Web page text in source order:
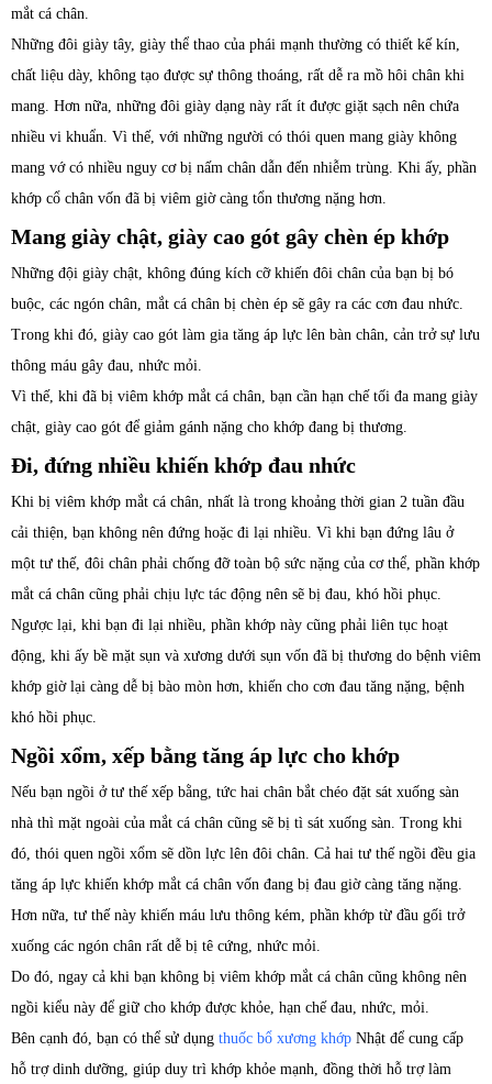
mắt cá chân.
Những đôi giày tây, giày thể thao của phái mạnh thường có thiết kế kín,
chất liệu dày, không tạo được sự thông thoáng, rất dễ ra mồ hôi chân khi
mang. Hơn nữa, những đôi giày dạng này rất ít được giặt sạch nên chứa
nhiều vi khuẩn. Vì thế, với những người có thói quen mang giày không
mang vớ có nhiều nguy cơ bị nấm chân dẫn đến nhiễm trùng. Khi ấy, phần
khớp cổ chân vốn đã bị viêm giờ càng tổn thương nặng hơn.
Mang giày chật, giày cao gót gây chèn ép khớp
Những đội giày chật, không đúng kích cỡ khiến đôi chân của bạn bị bó
buộc, các ngón chân, mắt cá chân bị chèn ép sẽ gây ra các cơn đau nhức.
Trong khi đó, giày cao gót làm gia tăng áp lực lên bàn chân, cản trở sự lưu
thông máu gây đau, nhức mỏi.
Vì thế, khi đã bị viêm khớp mắt cá chân, bạn cần hạn chế tối đa mang giày
chật, giày cao gót để giảm gánh nặng cho khớp đang bị thương.
Đi, đứng nhiều khiến khớp đau nhức
Khi bị viêm khớp mắt cá chân, nhất là trong khoảng thời gian 2 tuần đầu
cải thiện, bạn không nên đứng hoặc đi lại nhiều. Vì khi bạn đứng lâu ở
một tư thế, đôi chân phải chống đỡ toàn bộ sức nặng của cơ thể, phần khớp
mắt cá chân cũng phải chịu lực tác động nên sẽ bị đau, khó hồi phục.
Ngược lại, khi bạn đi lại nhiều, phần khớp này cũng phải liên tục hoạt
động, khi ấy bề mặt sụn và xương dưới sụn vốn đã bị thương do bệnh viêm
khớp giờ lại càng dễ bị bào mòn hơn, khiến cho cơn đau tăng nặng, bệnh
khó hồi phục.
Ngồi xổm, xếp bằng tăng áp lực cho khớp
Nếu bạn ngồi ở tư thế xếp bằng, tức hai chân bắt chéo đặt sát xuống sàn
nhà thì mặt ngoài của mắt cá chân cũng sẽ bị tì sát xuống sàn. Trong khi
đó, thói quen ngồi xổm sẽ dồn lực lên đôi chân. Cả hai tư thế ngồi đều gia
tăng áp lực khiến khớp mắt cá chân vốn đang bị đau giờ càng tăng nặng.
Hơn nữa, tư thế này khiến máu lưu thông kém, phần khớp từ đầu gối trở
xuống các ngón chân rất dễ bị tê cứng, nhức mỏi.
Do đó, ngay cả khi bạn không bị viêm khớp mắt cá chân cũng không nên
ngồi kiểu này để giữ cho khớp được khỏe, hạn chế đau, nhức, mỏi.
Bên cạnh đó, bạn có thể sử dụng thuốc bổ xương khớp Nhật để cung cấp
hỗ trợ dinh dưỡng, giúp duy trì khớp khỏe mạnh, đồng thời hỗ trợ làm